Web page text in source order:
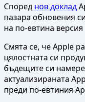
Според нов доклад
пазара обновения
на по-евтина
Смята се, че Apple
цялостната си
бъдещите си
актуализираната
преди по-евтиния